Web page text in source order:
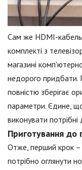
Сам же HDMI-
комплекті з
магазині
недорого придбати.
повністю зберігає
параметри. Єдине, що
виконувати потрібні
Приготування до
Отже, перший крок –
потрібно оглянути